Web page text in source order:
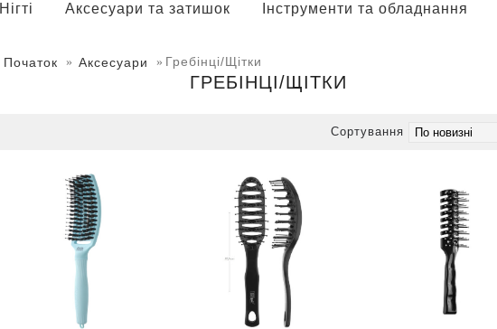
Нігті Аксесуари та затишок Інструменти та обладнання
Початок Аксесуари Гребінці/Щітки
ГРЕБІНЦІ/ЩІТКИ
Сортування